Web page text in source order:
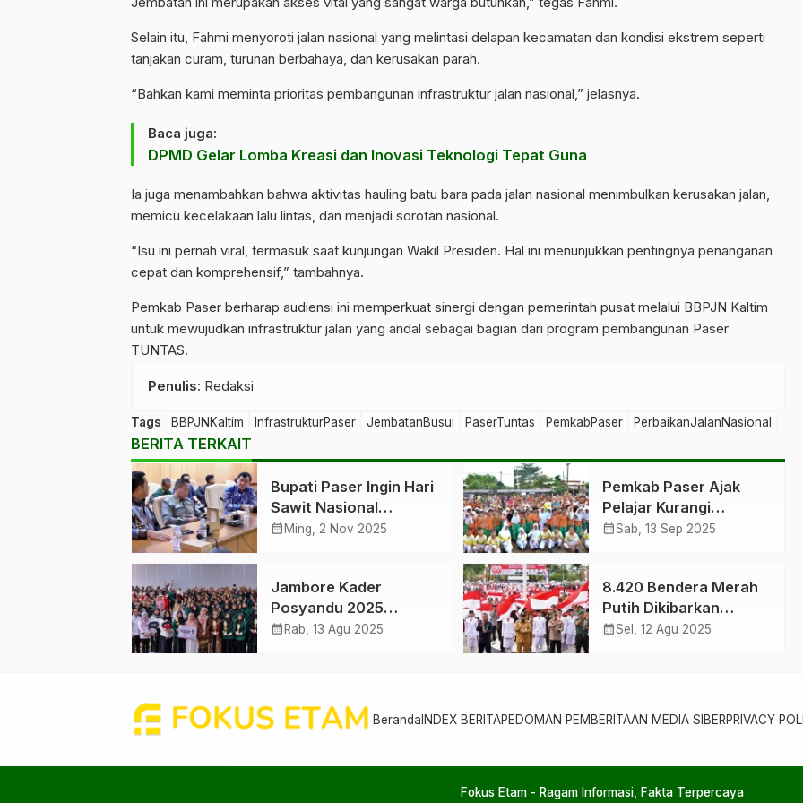
Selain itu, Fahmi menyoroti jalan nasional yang melintasi delapan kecamatan dan kondisi ekstrem seperti
tanjakan curam, turunan berbahaya, dan kerusakan parah.
“Bahkan kami meminta prioritas pembangunan infrastruktur jalan nasional,” jelasnya.
Baca juga:
DPMD Gelar Lomba Kreasi dan Inovasi Teknologi Tepat Guna
Ia juga menambahkan bahwa aktivitas hauling batu bara pada jalan nasional menimbulkan kerusakan jalan,
memicu kecelakaan lalu lintas, dan menjadi sorotan nasional.
“Isu ini pernah viral, termasuk saat kunjungan Wakil Presiden. Hal ini menunjukkan pentingnya penanganan
cepat dan komprehensif,” tambahnya.
Pemkab Paser berharap audiensi ini memperkuat sinergi dengan pemerintah pusat melalui BBPJN Kaltim
untuk mewujudkan infrastruktur jalan yang andal sebagai bagian dari program pembangunan Paser
TUNTAS.
Penulis: Redaksi
Tags BBPJNKaltim InfrastrukturPaser JembatanBusui PaserTuntas PemkabPaser PerbaikanJalanNasional
BERITA TERKAIT
Bupati Paser Ingin Hari
Sawit Nasional
Berdampak ke Petani
calendar_month Ming, 2 Nov 2025
Pemkab Paser Ajak
Pelajar Kurangi
Pemborosan Pangan
calendar_monthSab, 13 Sep 2025
Jambore Kader
Posyandu 2025
Perkuat Peran
calendar_month Rab, 13 Agu 2025
8.420 Bendera Merah
Putih Dikibarkan
Serentak di Paser
calendar_monthSel, 12 Agu 2025
Beranda INDEX BERITAPEDOMAN PEMBERITAAN MEDIA SIBERPRIVACY
Fokus Etam - Ragam Informasi, Fakta Terpercaya